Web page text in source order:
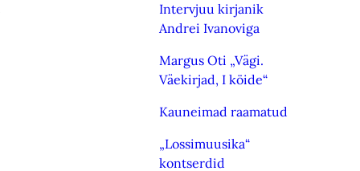
Intervjuu kirjanik
Andrei Ivanoviga
Margus Oti „Vägi.
Väekirjad, I köide“
Kauneimad raamatud
„Lossimuusika“
kontserdid